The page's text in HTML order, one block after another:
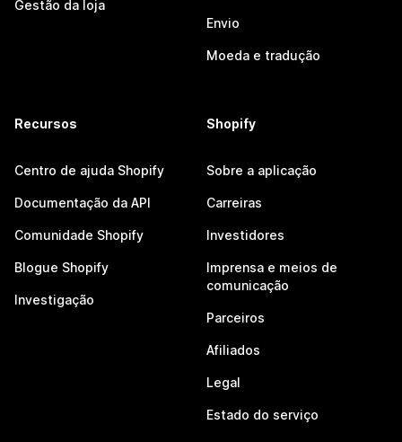
Gestão da loja
Envio
Moeda e tradução
Recursos
Centro de ajuda Shopify
Documentação da API
Comunidade Shopify
Blogue Shopify
Investigação
Shopify
Sobre a aplicação
Carreiras
Investidores
Imprensa e meios de
comunicação
Parceiros
Afiliados
Legal
Estado do serviço